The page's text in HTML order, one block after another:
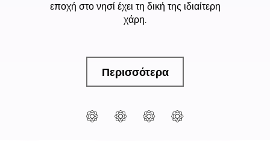
εποχή στο νησί έχει τη δική της ιδιαίτερη
χάρη.
Περισσότερα